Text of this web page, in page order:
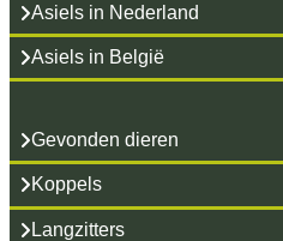
Asiels in Nederland
Asiels in België
Gevonden dieren
Koppels
Langzitters